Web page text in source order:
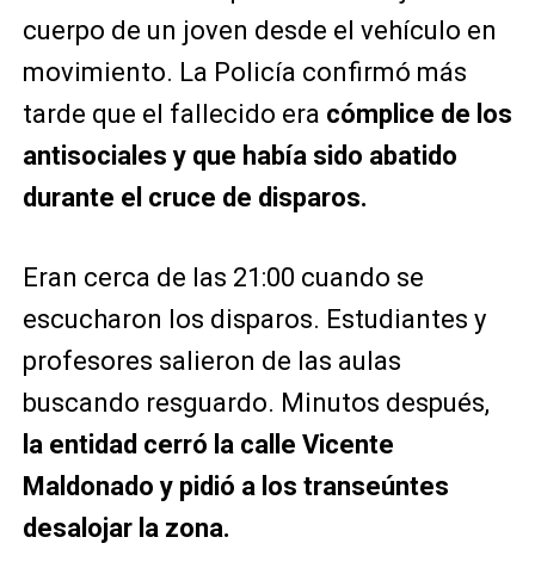
cuerpo de un joven desde el vehículo en
movimiento. La Policía confirmó más
tarde que el fallecido era cómplice de los
antisociales y que había sido abatido
durante el cruce de disparos.
Eran cerca de las 21:00 cuando se
escucharon los disparos. Estudiantes y
profesores salieron de las aulas
buscando resguardo. Minutos después,
la entidad cerró la calle Vicente
Maldonado y pidió a los transeúntes
desalojar la zona.